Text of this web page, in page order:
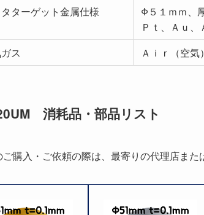
ターゲット金属仕様
Φ５１ｍｍ、
Ｐｔ、Ａｕ
ス
Ａｉｒ（空気
消耗品・部品リスト
購入・ご依頼の際は、最寄りの代理店また